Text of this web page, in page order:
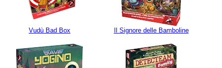
Vudù Bad Box Il Signore delle Bamboline